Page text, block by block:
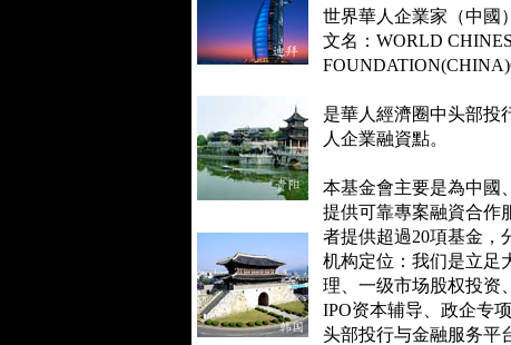
世界華人企業家（中國
文名：WORLD
是華人經濟圈中头部投
人企業融資點。
本基金會主要是為中國
提供可靠專案融資合作
者提供超過20項基金，
机构定位：我们是立足
理、一级市场股权投资
IPO资本辅导、政企专
头部投行与金融服务平